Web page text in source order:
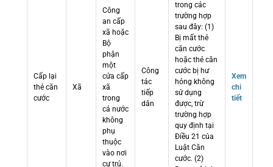
Cấp lại
thẻ căn
cước
Xã
Công
an cấp
xã hoặc
Bộ
phận
một
cửa cấp
xã
trong
cả nước
không
phụ
thuộc
vào nơi
cư trú.
Công
tác
tiếp
dân
trong các
trường hợp
sau đây: (1)
Bị mất thẻ
căn cước
hoặc thẻ căn
cước bị hư
hỏng không
sử dụng
được, trừ
trường hợp
quy định tại
Điều 21 của
Luật Căn
cước. (2)
Xem
chi
tiết